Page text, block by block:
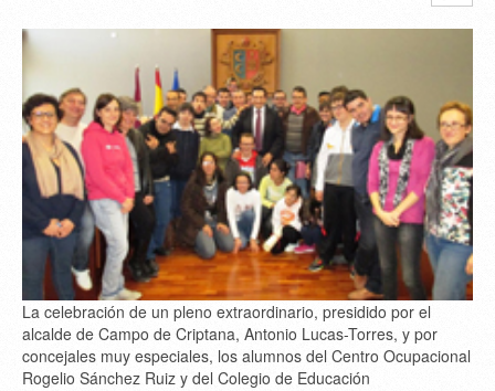
La celebración de un pleno extraordinario, presidido por el
alcalde de Campo de Criptana, Antonio Lucas-Torres, y por
concejales muy especiales, los alumnos del Centro Ocupacional
Rogelio Sánchez Ruiz y del Colegio de Educación